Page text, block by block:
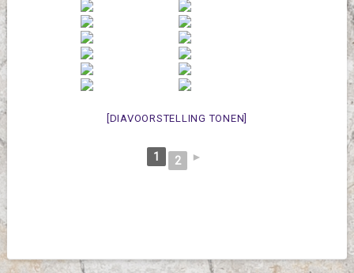
[DIAVOORSTELLING TONEN]
1 2 ►